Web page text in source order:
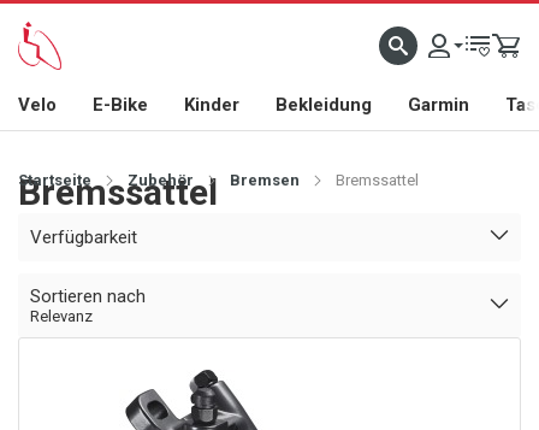
Velo E-Bike Kinder Bekleidung Garmin
Startseite Zubehör Bremsen Bremssattel
Bremssattel
Verfügbarkeit
Sortieren nach
Relevanz